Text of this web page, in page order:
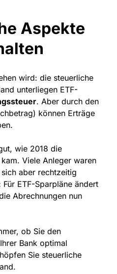
Aspekte
wird: die steuerliche
unterliegen ETF-
. Aber durch den
können Erträge
wie 2018 die
Viele Anleger waren
aber rechtzeitig
ETF-Sparpläne ändert
Abrechnungen nun
ob Sie den
Bank optimal
Sie steuerliche